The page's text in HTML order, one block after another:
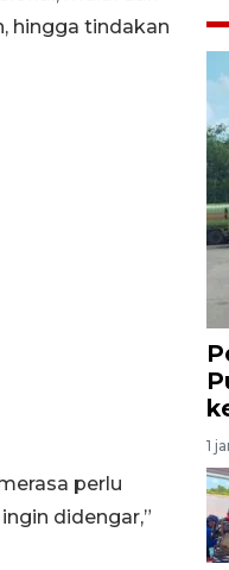
hingga tindakan
perlu
didengar,”
1